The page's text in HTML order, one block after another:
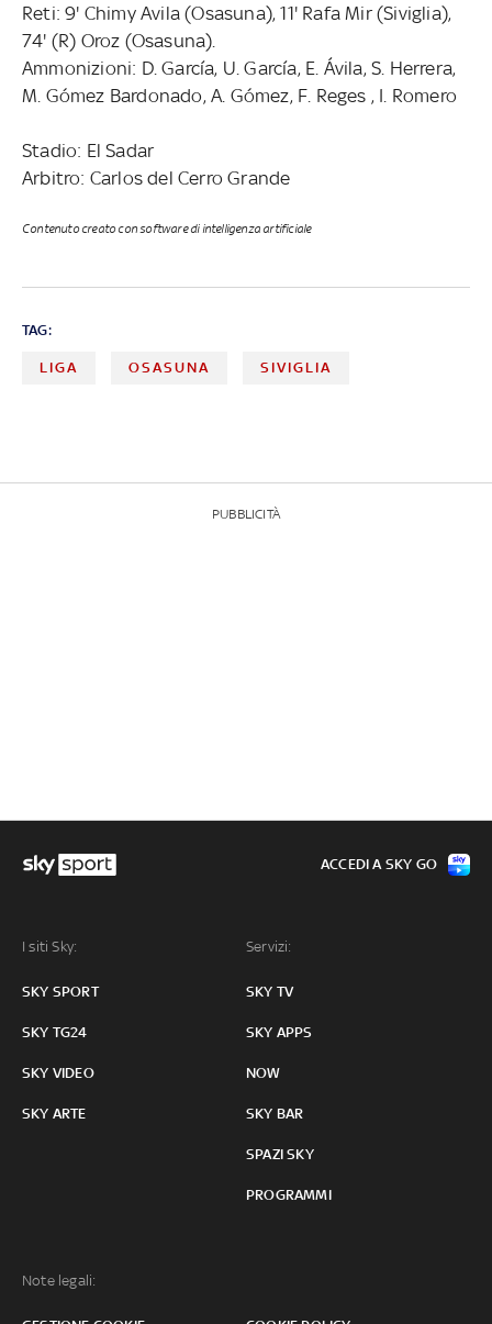
Reti: 9' Chimy Avila (Osasuna), 11' Rafa Mir (Siviglia),
74' (R) Oroz (Osasuna).
Ammonizioni: D. García, U. García, E. Ávila, S. Herrera,
M. Gómez Bardonado, A. Gómez, F. Reges , I. Romero
Stadio: El Sadar
Arbitro: Carlos del Cerro Grande
Contenuto creato con software di intelligenza artificiale
TAG:
LIGA OSASUNA SIVIGLIA
PUBBLICITÀ
I siti Sky:
SKY SPORT
SKY TG24
SKY VIDEO
SKY ARTE
Servizi:
SKY TV
SKY APPS
NOW
SKY BAR
SPAZI SKY
PROGRAMMI
Note legali:
ACCEDI A SKY GO